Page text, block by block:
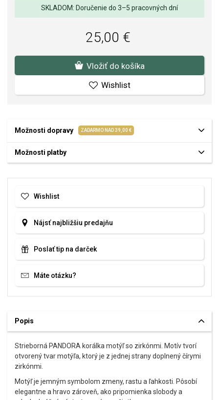
(www.Pandora.net). Môžete si byť istí, že kupujete originálny šperk
v kompletnom značkovom balení.
SKLADOM: Doručenie do 3–5 pracovných dní
25,00 €
Vložiť do košíka
Wishlist
Možnosti dopravy ZADARMO NAD 39,00 €
Možnosti platby
Wishlist
Nájsť najbližšiu predajňu
Poslať tip na darček
Máte otázku?
Popis
Strieborná PANDORA korálka motýľ so zirkónmi. Motív tvorí
otvorený tvar motýľa, ktorý je z jednej strany doplnený čírymi
zirkónmi.
Motýľ je jemným symbolom zmeny, rastu a ľahkosti. Pôsobí
elegantne a hravo zároveň, ako pripomienka slobody a